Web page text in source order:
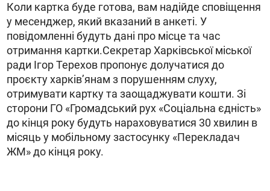
Коли картка буде готова, вам надійде сповіщення
у месенджер, який вказаний в анкеті. У
повідомленні будуть дані про місце та час
отримання картки.Секретар Харківської міської
ради Ігор Терехов пропонує долучатися до
проєкту харків’янам з порушенням слуху,
отримувати картку та заощаджувати кошти. Зі
сторони ГО «Громадський рух «Соціальна єдність»
до кінця року будуть нараховуватися 30 хвилин в
місяць у мобільному застосунку «Перекладач
ЖМ» до кінця року.